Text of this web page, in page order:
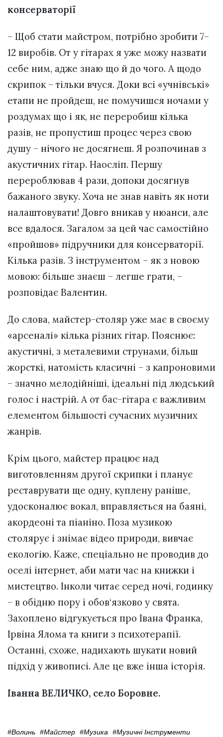
консерваторії
– Щоб стати майстром, потрібно зробити 7–
12 виробів. От у гітарах я уже можу назвати
себе ним, адже знаю що й до чого. А щодо
скрипок – тільки вчуся. Доки всі «учнівські»
етапи не пройдеш, не помучишся ночами у
роздумах що і як, не переробиш кілька
разів, не пропустиш процес через свою
душу – нічого не досягнеш. Я розпочинав з
акустичних гітар. Наосліп. Першу
перероблював 4 рази, допоки досягнув
бажаного звуку. Хоча не знав навіть як ноти
налаштовувати! Довго вникав у нюанси, але
все вдалося. Загалом за цей час самостійно
«пройшов» підручники для консерваторії.
Кілька разів. З інструментом – як з новою
мовою: більше знаєш – легше грати, –
розповідає Валентин.
До слова, майстер-столяр уже має в своєму
«арсеналі» кілька різних гітар. Пояснює:
акустичні, з металевими струнами, більш
жорсткі, натомість класичні – з капроновими
– значно мелодійніші, ідеальні під людський
голос і настрій. А от бас-гітара є важливим
елементом більшості сучасних музичних
жанрів.
Крім цього, майстер працює над
виготовленням другої скрипки і планує
реставрувати ще одну, куплену раніше,
удосконалює вокал, вправляється на баяні,
акордеоні та піаніно. Поза музикою
столярує і знімає відео природи, вивчає
екологію. Каже, спеціально не проводив до
оселі інтернет, аби мати час на книжки і
мистецтво. Інколи читає серед ночі, годинку
– в обідню пору і обов‘язково у свята.
Захоплено відгукується про Івана Франка,
Ірвіна Ялома та книги з психотерапії.
Останні, схоже, надихають шукати новий
підхід у живописі. Але це вже інша історія.
Іванна ВЕЛИЧКО, село Боровне.
#волинь #майстер #музика #Музичні Інструменти